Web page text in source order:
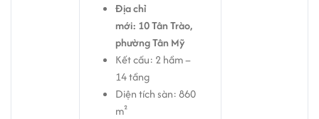
Địa chỉ
mới: 10 Tân Trào,
phường Tân Mỹ
Kết cấu: 2 hầm –
14 tầng
Diện tích sàn: 860
m²